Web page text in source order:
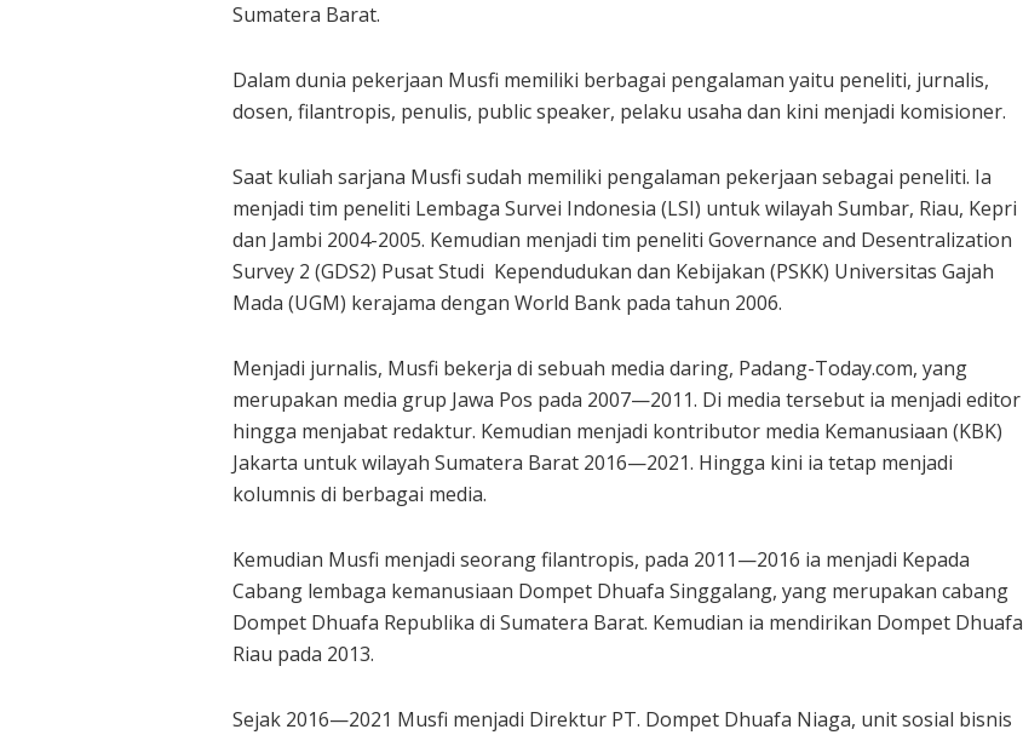
Sumatera Barat.
Dalam dunia pekerjaan Musfi memiliki berbagai pengalaman yaitu peneliti, jurnalis,
dosen, filantropis, penulis, public speaker, pelaku usaha dan kini menjadi komisioner.
Saat kuliah sarjana Musfi sudah memiliki pengalaman pekerjaan sebagai peneliti. Ia
menjadi tim peneliti Lembaga Survei Indonesia (LSI) untuk wilayah Sumbar, Riau, Kepri
dan Jambi 2004-2005. Kemudian menjadi tim peneliti Governance and Desentralization
Survey 2 (GDS2) Pusat Studi Kependudukan dan Kebijakan (PSKK) Universitas Gajah
Mada (UGM) kerajama dengan World Bank pada tahun 2006.
Menjadi jurnalis, Musfi bekerja di sebuah media daring, Padang-Today.com, yang
merupakan media grup Jawa Pos pada 2007—2011. Di media tersebut ia menjadi editor
hingga menjabat redaktur. Kemudian menjadi kontributor media Kemanusiaan (KBK)
Jakarta untuk wilayah Sumatera Barat 2016—2021. Hingga kini ia tetap menjadi
kolumnis di berbagai media.
Kemudian Musfi menjadi seorang filantropis, pada 2011—2016 ia menjadi Kepada
Cabang lembaga kemanusiaan Dompet Dhuafa Singgalang, yang merupakan cabang
Dompet Dhuafa Republika di Sumatera Barat. Kemudian ia mendirikan Dompet Dhuafa
Riau pada 2013.
Sejak 2016—2021 Musfi menjadi Direktur PT. Dompet Dhuafa Niaga, unit sosial bisnis